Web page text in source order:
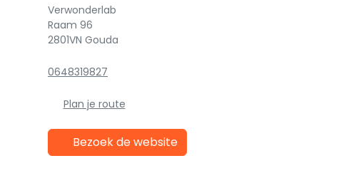
Verwonderlab
Raam 96
2801VN Gouda
0648319827
Plan je route
Bezoek de website